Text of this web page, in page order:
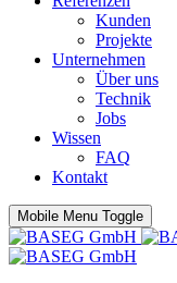
Kunden
Projekte
Unternehmen
Über uns
Technik
Jobs
Wissen
FAQ
Kontakt
Mobile Menu Toggle